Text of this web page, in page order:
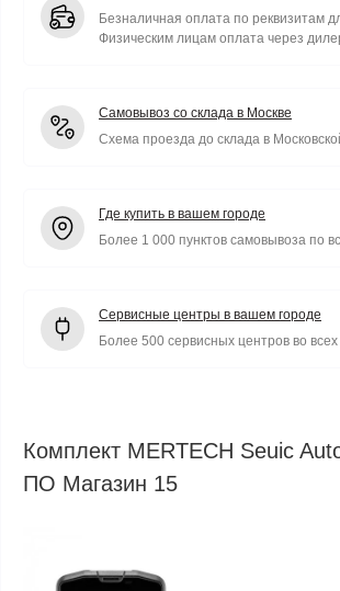
Безналичная оплата по реквизитам
Физическим лицам оплата через
Самовывоз со склада в Москве
Схема проезда до склада в
Где купить в вашем городе
Более 1 000 пунктов самовывоза по
Сервисные центры в вашем городе
Более 500 сервисных центров во
Комплект MERTECH Seuic
ПО Магазин 15